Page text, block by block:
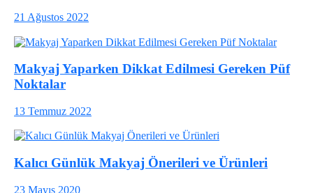
21 Ağustos 2022
Makyaj Yaparken Dikkat Edilmesi Gereken Püf
Noktalar
13 Temmuz 2022
Kalıcı Günlük Makyaj Önerileri ve Ürünleri
23 Mayıs 2020